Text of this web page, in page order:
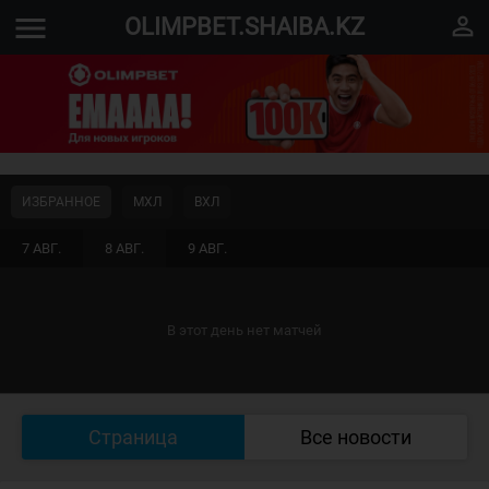
menu OLIMPBET.SHAIBA.KZ perm_identity
7 АВГ. 8 АВГ. 9 АВГ.
ИЗБРАННОЕ МХЛ ВХЛ
В этот день нет матчей
Страница Все новости